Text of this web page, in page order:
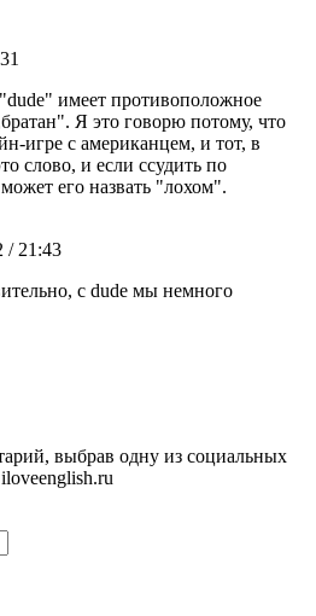
имеет противоположное
Я это говорю потому, что
игре с американцем, и тот, в
слово, и если ссудить по
его назвать "лохом".
/ 21:43
с dude мы немного
выбрав одну из социальных